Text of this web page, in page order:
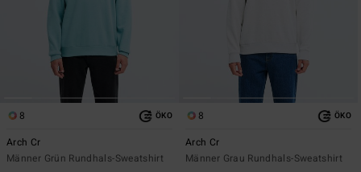
8 ÖKO
Arch Cr
Männer Grün Rundhals-Sweatshirt
8 ÖKO
Arch Cr
Männer Grau Rundhals-Sweatshirt